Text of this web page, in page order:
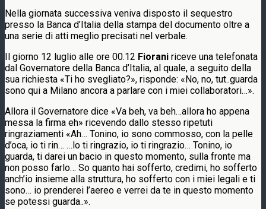
Nella giornata successiva veniva disposto il sequestro
presso la Banca d’Italia della stampa del documento oltre a
una serie di atti meglio precisati nel verbale.
Il giorno 12 luglio alle ore 00.12 Fiorani riceve una telefonata
dal Governatore della Banca d’Italia, al quale, a seguito della
sua richiesta «Ti ho svegliato?», risponde: «No, no, tut..guarda
sono qui a Milano ancora a parlare con i miei collaboratori…».
Allora il Governatore dice «Va beh, va beh…allora ho appena
messa la firma eh» ricevendo dallo stesso ripetuti
ringraziamenti «Ah… Tonino, io sono commosso, con la pelle
d’oca, io ti rin… …lo ti ringrazio, io ti ringrazio… Tonino, io
guarda, ti darei un bacio in questo momento, sulla fronte ma
non posso farlo… So quanto hai sofferto, credimi, ho sofferto
anch’io insieme alla struttura, ho sofferto con i miei legali e ti
sono… io prenderei l’aereo e verrei da te in questo momento
se potessi guarda..».